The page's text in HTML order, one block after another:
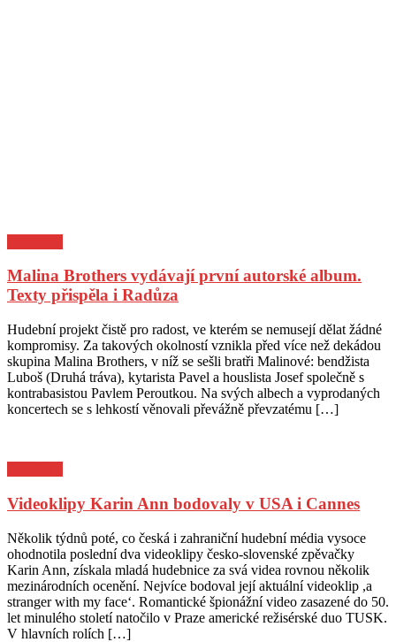
Malina Brothers vydávají první autorské album.
Texty přispěla i Radůza
Posted
on
Author
Hudební projekt čistě pro radost, ve kterém se nemusejí dělat žádné
kompromisy. Za takových okolností vznikla před více než dekádou
skupina Malina Brothers, v níž se sešli bratři Malinové: bendžista
Luboš (Druhá tráva), kytarista Pavel a houslista Josef společně s
kontrabasistou Pavlem Peroutkou. Na svých albech a vyprodaných
koncertech se s lehkostí věnovali převážně převzatému […]
Videoklipy Karin Ann bodovaly v USA i Cannes
Posted
on
Author
Několik týdnů poté, co česká i zahraniční hudební média vysoce
ohodnotila poslední dva videoklipy česko-slovenské zpěvačky
Karin Ann, získala mladá hudebnice za svá videa rovnou několik
mezinárodních ocenění. Nejvíce bodoval její aktuální videoklip ,a
stranger with my face‘. Romantické špionážní video zasazené do 50.
let minulého století natočilo v Praze americké režisérské duo TUSK.
V hlavních rolích […]